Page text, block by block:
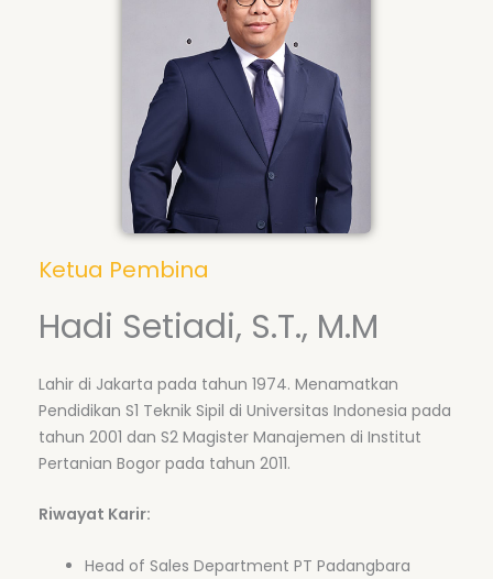
Ketua Pembina
Hadi Setiadi, S.T., M.M
Lahir di Jakarta pada tahun 1974. Menamatkan
Pendidikan S1 Teknik Sipil di Universitas Indonesia pada
tahun 2001 dan S2 Magister Manajemen di Institut
Pertanian Bogor pada tahun 2011.
Riwayat Karir:
Head of Sales Department PT Padangbara